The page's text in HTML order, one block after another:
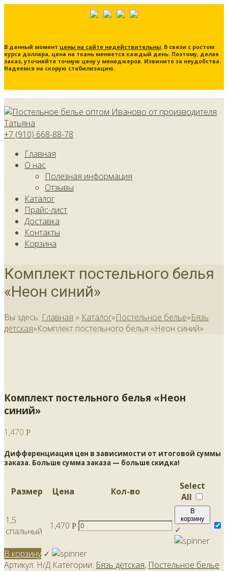
В данный момент цены на сайте недействительны. В связи с ростом
курса доллара, цена на ткань меняется каждый день. Поэтому, делая
заказ, уточняйте точную цену у менеджеров. Извините за неудобства.
Надеемся на скорую стабилизацию.
+7 (910) 668-88-78
Главная
О нас
Полезная информация
Отзывы
Каталог
Прайс-лист
Доставка
Контакты
Корзина
Комплект постельного белья
«Неон синий»
Вы здесь: Главная » Каталог»Постельное белье»Бязь
детская»Комплект постельного белья «Неон синий»
Комплект постельного белья «Неон
синий»
1,470 Р
Дифференциация цен в зависимости от итоговой суммы
заказа. Больше сумма заказа — больше скидка!
Размер Цена Кол-во
Select
All
1,5
спальный
1,470 Р
В
корзину
✓
В корзину ✓
Артикул: Н/Д Категории: Бязь детская, Постельное белье